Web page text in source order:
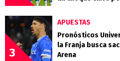
3
APUESTAS
Pronósticos
la Franja busca
Arena